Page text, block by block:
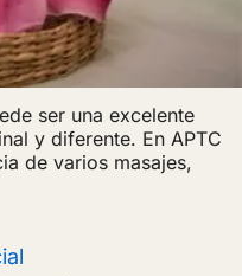
ser una excelente
y diferente. En APTC
de varios masajes,